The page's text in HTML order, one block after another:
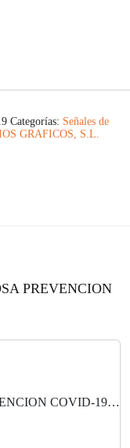
Categorías: Señales de
GRAFICOS, S.L.
PREVENCION
COVID-19